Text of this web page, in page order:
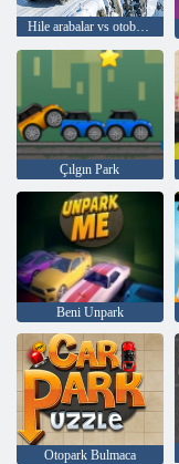
Hile arabalar vs otobüsler
Çılgın Park
Beni Unpark
Otopark Bulmaca